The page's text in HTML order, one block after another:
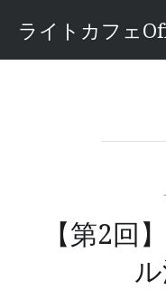
テ
ライトカフェ
【第2回